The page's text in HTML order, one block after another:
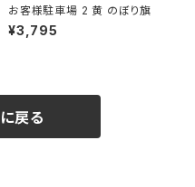
お客様駐車場 2 黄 のぼり旗
¥3,795
戻る